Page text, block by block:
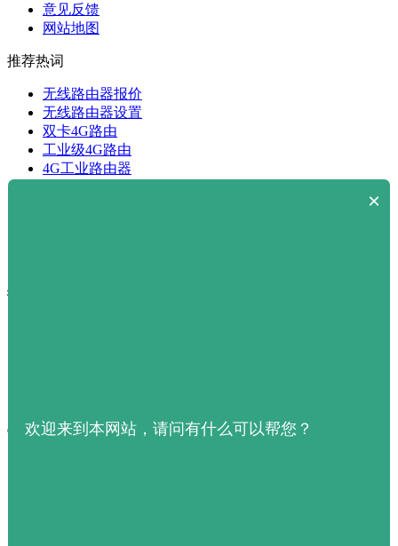
意见反馈
网站地图
推荐热词
无线路由器报价
无线路由器设置
双卡4G路由
工业级4G路由
4G工业路由器
技术服务
官网导航
×
欢迎来到本网站，请问有什么可以帮您？